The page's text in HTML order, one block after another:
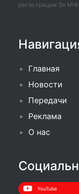
регистрации Эл
Главная
Новости
Передачи
Реклама
О нас
YouTube